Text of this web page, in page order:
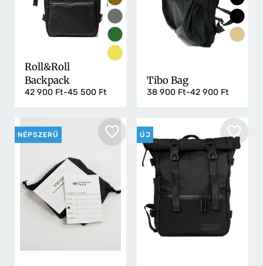
Roll&Roll
Backpack
42 900 Ft-45 500 Ft
Tibo Bag
38 900 Ft-42 900 Ft
NÉPSZERŰ ÚJ